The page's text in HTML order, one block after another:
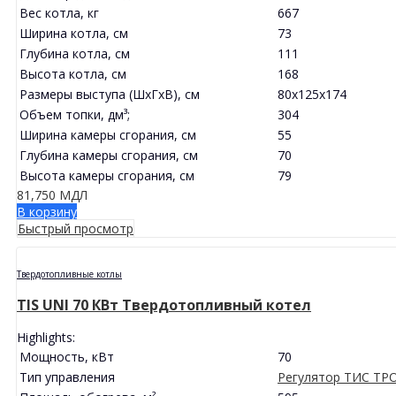
Вес котла, кг
667
Ширина котла, см
73
Глубина котла, см
111
Высота котла, см
168
Размеры выступа (ШхГхВ), см
80x125x174
Объем топки, дм³;
304
Ширина камеры сгорания, см
55
Глубина камеры сгорания, см
70
Высота камеры сгорания, см
79
81,750 МДЛ
В корзину
Быстрый просмотр
Твердотопливные котлы
TIS UNI 70 КВт Твердотопливный котел
Highlights:
Мощность, кВт
70
Тип управления
Регулятор ТИС